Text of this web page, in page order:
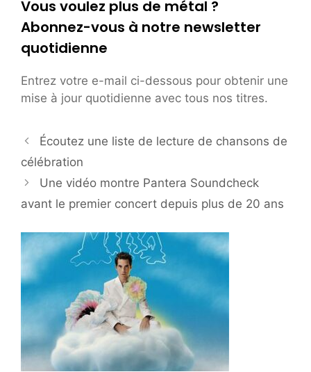
Vous voulez plus de métal ?
Abonnez-vous à notre newsletter
quotidienne
Entrez votre e-mail ci-dessous pour obtenir une
mise à jour quotidienne avec tous nos titres.
Écoutez une liste de lecture de chansons de
célébration
Une vidéo montre Pantera Soundcheck
avant le premier concert depuis plus de 20 ans